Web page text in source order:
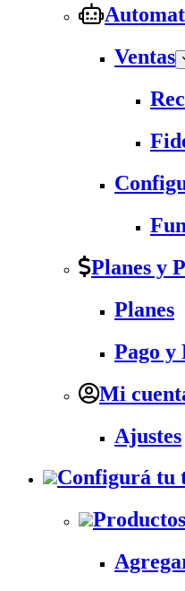
Ventas
Planes y
Planes
Pago y
Mi
Ajustes
Configurá tu
Productos